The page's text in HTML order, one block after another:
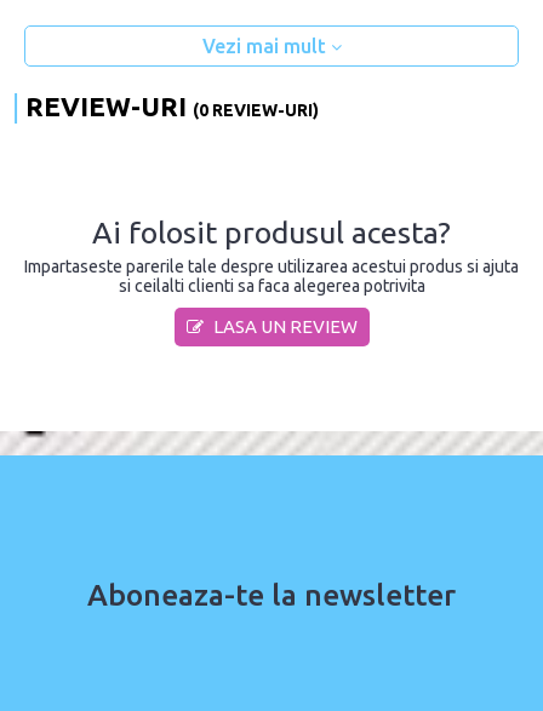
Vezi mai mult
REVIEW-URI (0 REVIEW-URI)
Ai folosit produsul acesta?
Impartaseste parerile tale despre utilizarea acestui produs si ajuta
si ceilalti clienti sa faca alegerea potrivita
LASA UN REVIEW
Aboneaza-te la newsletter